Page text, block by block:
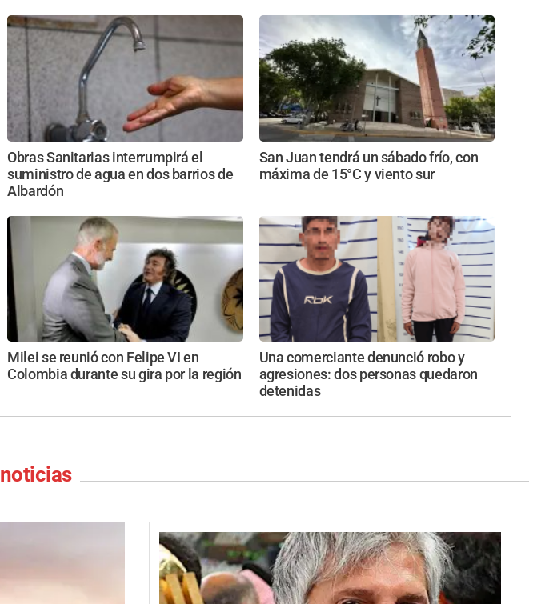
Obras Sanitarias interrumpirá el
suministro de agua en dos barrios de
Albardón
San Juan tendrá un sábado frío, con
máxima de 15°C y viento sur
Milei se reunió con Felipe VI en
Colombia durante su gira por la región
Una comerciante denunció robo y
agresiones: dos personas quedaron
detenidas
noticias